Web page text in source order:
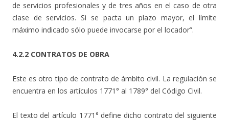
de servicios profesionales y de tres años en el caso de otra
clase de servicios. Si se pacta un plazo mayor, el límite
máximo indicado sólo puede invocarse por el locador”.
4.2.2 CONTRATOS DE OBRA
Este es otro tipo de contrato de ámbito civil. La regulación se
encuentra en los artículos 1771° al 1789° del Código Civil.
El texto del artículo 1771° define dicho contrato del siguiente